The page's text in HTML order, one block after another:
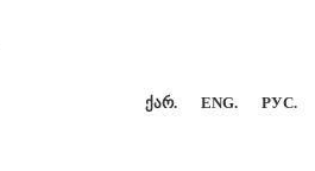
ᲥᲐᲠ. ENG. РУС.